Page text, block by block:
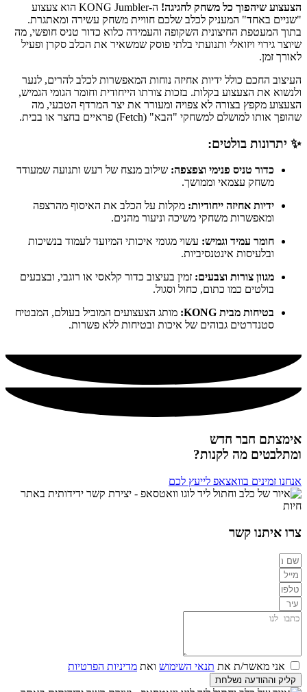
הצעצוע שיהפוך כל משחק לחגיגה!
ה-KONG Jumbler הוא צעצוע
"שניים באחד" המעניק לכלב שלכם חוויית משחק עשירה ומאתגרת.
בתוך המעטפת החיצונית השקופה והעמידה כלוא כדור טניס חופשי, מה
שיוצר גירוי ויזואלי ותנועתי בלתי פוסק שמשאיר את הכלב סקרן ופעיל
לאורך זמן.
העיצוב החכם כולל ידיות אחיזה נוחות המאפשרות לכלב להרים, לנער
ולנשוא את הצעצוע בקלות. בזכות צורתו הייחודית וחומר הגומי הגמיש,
הצעצוע מקפץ בצורה לא צפויה ומעורר את יצר המרדף הטבעי, מה
שהופך אותו למושלם למשחקי "הבא" (Fetch) פראיים בחצר או בבית.
✨ יתרונות בולטים:
כדור טניס פנימי וצפצפה: שילוב מנצח של רעש ותנועה שמעודד
משחק עצמאי וממושך.
ידיות אחיזה ייחודיות: מקלות על הכלב את האיסוף מהרצפה
ומאפשרות משחקי משיכה וניעור מהנים.
חומר עמיד וגמיש: עשוי מגומי איכותי המיועד לעמוד בנשיכות
ובלעיסות אינטנסיביות.
מגוון צורות וצבעים: זמין בעיצוב כדור קלאסי או רוגבי, ובצבעים
בולטים כמו כתום, כחול וסגול.
בטיחות מבית KONG:
מותג הצעצועים המוביל בעולם, המבטיח
סטנדרטים גבוהים של איכות ובטיחות ללא פשרות.
אימצתם חבר חדש
ומתלבטים מה לקנות?
אנחנו זמינים בוואצאפ לייעץ לכם
צרו איתנו קשר
אני מאשר/ת את תנאי השימוש ואת מדיניות הפרטיות
קליק וההודעה נשלחת